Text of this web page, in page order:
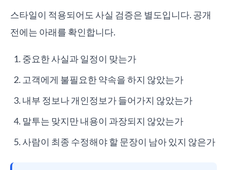
스타일이 적용되어도 사실 검증은 별도입니다. 공개
전에는 아래를 확인합니다.
중요한 사실과 일정이 맞는가
고객에게 불필요한 약속을 하지 않았는가
내부 정보나 개인정보가 들어가지 않았는가
말투는 맞지만 내용이 과장되지 않았는가
사람이 최종 수정해야 할 문장이 남아 있지 않은가